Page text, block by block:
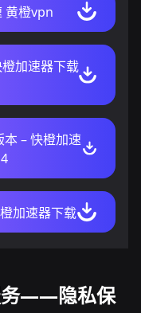
黄橙vpn
加速器下载
– 快橙加速
加速器下载
务——隐私保